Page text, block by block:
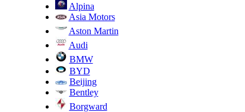
Alpina
Asia Motors
Aston Martin
Audi
BMW
BYD
Beijing
Bentley
Borgward